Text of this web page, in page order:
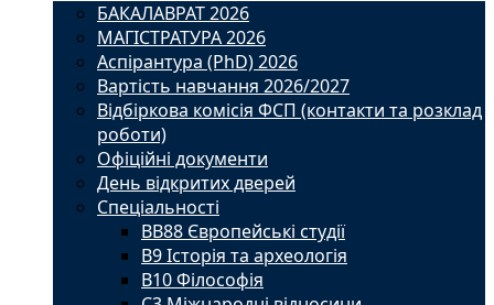
БАКАЛАВРАТ 2026
МАГІСТРАТУРА 2026
Аспірантура (PhD) 2026
Вартість навчання 2026/2027
Відбіркова комісія ФСП (контакти та розклад
роботи)
Офіційні документи
День відкритих дверей
Спеціальності
BВ88 Європейські студії
B9 Історія та археологія
B10 Філософія